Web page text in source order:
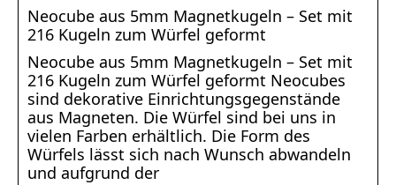
Neocube aus 5mm Magnetkugeln – Set mit
216 Kugeln zum Würfel geformt
Neocube aus 5mm Magnetkugeln – Set mit
216 Kugeln zum Würfel geformt Neocubes
sind dekorative Einrichtungsgegenstände
aus Magneten. Die Würfel sind bei uns in
vielen Farben erhältlich. Die Form des
Würfels lässt sich nach Wunsch abwandeln
und aufgrund der